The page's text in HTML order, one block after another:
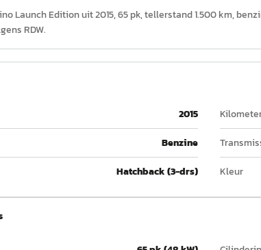
Launch Edition uit 2015, 65 pk, tellerstand 1.500 km,
RDW.
2015
Benzine
Hatchback (3-drs) Kleur